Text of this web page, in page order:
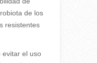
de los
resistentes
evitar el uso